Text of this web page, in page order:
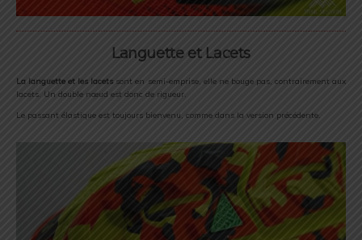
Languette et Lacets
La languette et les lacets sont en semi-emprise, elle ne bouge pas, contrairement aux
lacets. Un double nœud est donc de rigueur.
Le passant élastique est toujours bienvenu, comme dans la version précédente.